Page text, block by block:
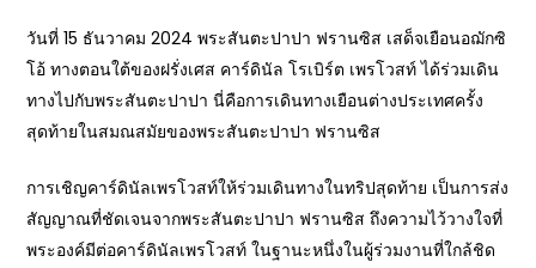
วันที่ 15 ธันวาคม 2024 พระสันตะปาปา ฟรานซิส เสด็จเยือนอฌักซิ
โอ้ ทางตอนใต้ของฝรั่งเศส คาร์ดินัล โรเบิร์ต เพรโวสท์ ได้ร่วมเดิน
ทางไปกับพระสันตะปาปา นี่คือการเดินทางเยือนต่างประเทศครั้ง
สุดท้ายในสมณสมัยของพระสันตะปาปา ฟรานซิส
การเชิญคาร์ดินัลเพรโวสท์ให้ร่วมเดินทางในทริปสุดท้าย เป็นการส่ง
สัญญาณที่ชัดเจนจากพระสันตะปาปา ฟรานซิส ถึงความไว้วางใจที่
พระองค์มีต่อคาร์ดินัลเพรโวสท์ ในฐานะหนึ่งในผู้ร่วมงานที่ใกล้ชิด